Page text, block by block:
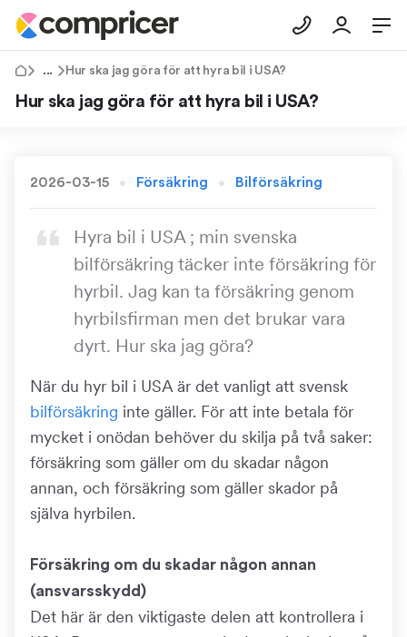
Tips & RådHur ska jag göra för att hyra bil i USA?
Hur ska jag göra för att hyra bil i USA?
2026-03-15 Försäkring Bilförsäkring
Hyra bil i USA ; min svenska
bilförsäkring täcker inte försäkring för
hyrbil. Jag kan ta försäkring genom
hyrbilsfirman men det brukar vara
dyrt. Hur ska jag göra?
När du hyr bil i USA är det vanligt att svensk
bilförsäkring inte gäller. För att inte betala för
mycket i onödan behöver du skilja på två saker:
försäkring som gäller om du skadar någon
annan, och försäkring som gäller skador på
själva hyrbilen.
Försäkring om du skadar någon annan
(ansvarsskydd)
Det här är den viktigaste delen att kontrollera i